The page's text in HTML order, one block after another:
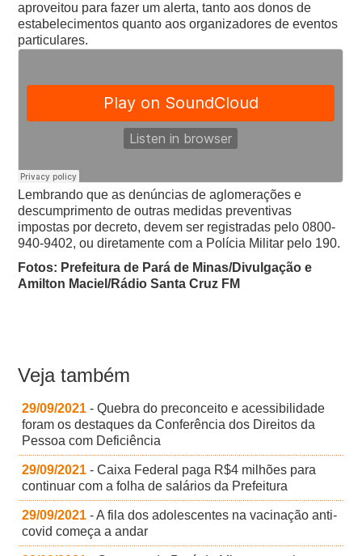
aproveitou para fazer um alerta, tanto aos donos de
estabelecimentos quanto aos organizadores de eventos
particulares.
Lembrando que as denúncias de aglomerações e
descumprimento de outras medidas preventivas
impostas por decreto, devem ser registradas pelo 0800-
940-9402, ou diretamente com a Polícia Militar pelo 190.
Fotos: Prefeitura de Pará de Minas/Divulgação e
Amilton Maciel/Rádio Santa Cruz FM
Veja também
29/09/2021 - Quebra do preconceito e acessibilidade
foram os destaques da Conferência dos Direitos da
Pessoa com Deficiência
29/09/2021 - Caixa Federal paga R$4 milhões para
continuar com a folha de salários da Prefeitura
29/09/2021 - A fila dos adolescentes na vacinação anti-
covid começa a andar